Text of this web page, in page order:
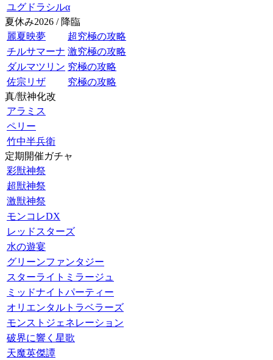
ユグドラシルα
夏休み2026 / 降臨
麗夏映夢
超究極の攻略
チルサマーナ 激究極の攻略
ダルマツリン 究極の攻略
佐宗リザ
究極の攻略
真/獣神化改
アラミス
ペリー
竹中半兵衛
定期開催ガチャ
彩獣神祭
超獣神祭
激獣神祭
モンコレDX
レッドスターズ
水の遊宴
グリーンファンタジー
スターライトミラージュ
ミッドナイトパーティー
オリエンタルトラベラーズ
モンストジェネレーション
破界に響く星歌
天魔英傑譚